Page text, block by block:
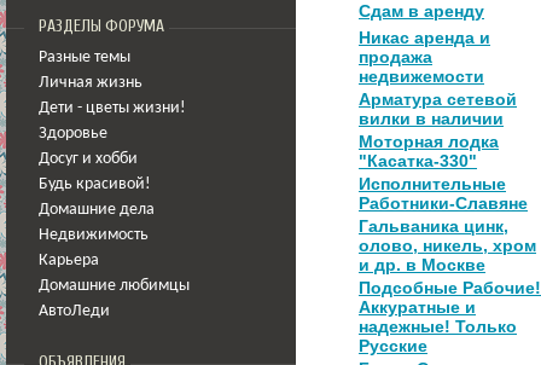
РАЗДЕЛЫ ФОРУМА
Разные темы
Личная жизнь
Дети - цветы жизни!
Здоровье
Досуг и хобби
Будь красивой!
Домашние дела
Недвижимость
Карьера
Домашние любимцы
АвтоЛеди
Сдам в аренду
Никас аренда и
продажа
недвижемости
Арматура сетевой
вилки в наличии
Моторная лодка
"Касатка-330"
Исполнительные
Работники-Славяне
Гальваника цинк,
олово, никель, хром
и др. в Москве
Подсобные Рабочие!
Аккуратные и
надежные! Только
Русские